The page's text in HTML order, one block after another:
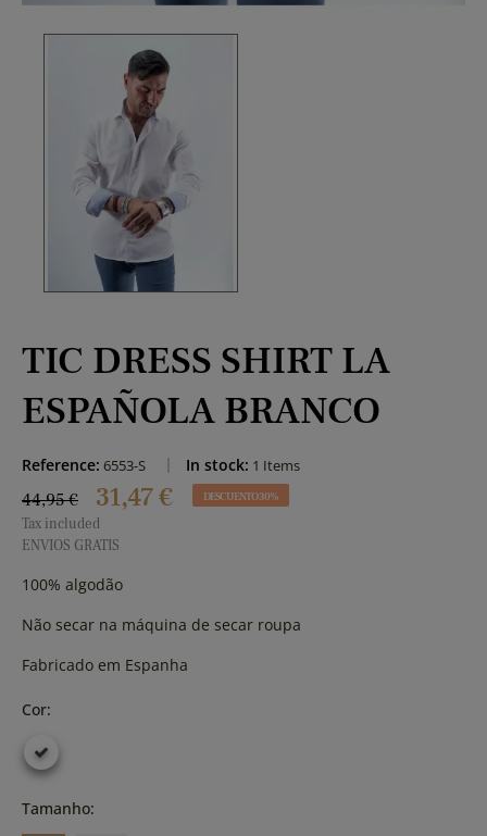
TIC DRESS SHIRT LA
ESPAÑOLA BRANCO
Reference: 6553-S In stock: 1 Items
44,95 € 31,47 € DESCUENTO 30%
Tax included
ENVIOS GRATIS
100% algodão
Não secar na máquina de secar roupa
Fabricado em Espanha
Cor:
Tamanho: